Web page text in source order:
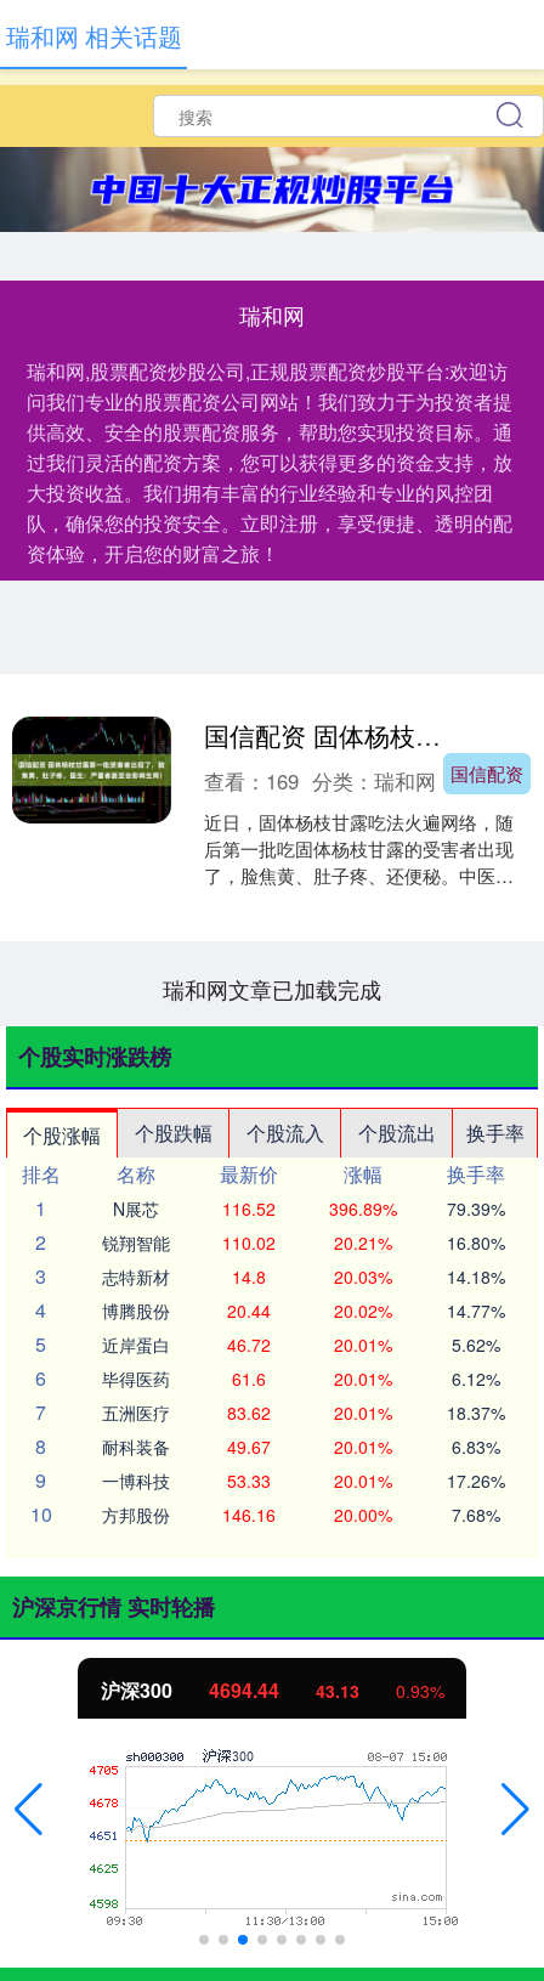
瑞和网
瑞和网,股票配资炒股公司,正规股票配资炒股平台:欢迎访
问我们专业的股票配资公司网站！我们致力于为投资者提
供高效、安全的股票配资服务，帮助您实现投资目标。通
过我们灵活的配资方案，您可以获得更多的资金支持，放
大投资收益。我们拥有丰富的行业经验和专业的风控团
队，确保您的投资安全。立即注册，享受便捷、透明的配
资体验，开启您的财富之旅！
瑞和网 相关话题
国信配资 固体杨枝甘露第一批受害者出现了，脸焦黄、肚子疼，医生：严重者甚至会影响生育！
国信配资
查看： 169 分类：瑞和网
近日，固体杨枝甘露吃法火遍网络，随
后第一批吃固体杨枝甘露的受害者出现
了，脸焦黄、肚子疼、还便秘。中医提
瑞和网文章已加载完成
个股实时涨跌榜
个股涨幅 个股跌幅 个股流入 个股流出
换手率
排名
名称 最新价 涨幅
换手率
1
N展芯 116.52 396.89% 79.39%
2 锐翔智能 110.02 20.21% 16.80%
3 志特新材 14.8 20.03% 14.18%
4 博腾股份 20.44 20.02% 14.77%
5 近岸蛋白 46.72 20.01% 5.62%
6 毕得医药 61.6 20.01% 6.12%
7 五洲医疗 83.62 20.01% 18.37%
8 耐科装备 49.67 20.01% 6.83%
9 一博科技 53.33 20.01% 17.26%
10 方邦股份 146.16 20.00% 7.68%
沪深京行情 实时轮播
沪深300 4694.44 43.13 0.93%